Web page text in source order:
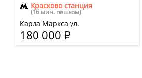
Красково станция
(16 мин. пешком)
Карла Маркса ул.
180 000 Р